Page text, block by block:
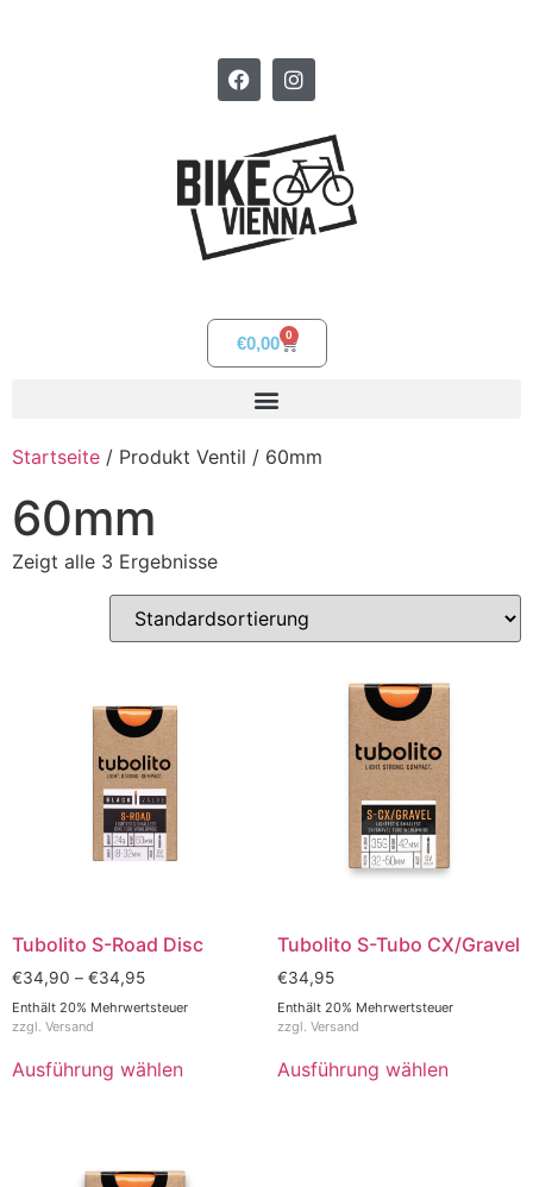
€0,00 0
Startseite / Produkt Ventil / 60mm
60mm
Zeigt alle 3 Ergebnisse
Tubolito S-Road Disc
€34,90 – €34,95
Enthält 20% Mehrwertsteuer
zzgl. Versand
Ausführung wählen
Tubolito S-Tubo CX/Gravel
€34,95
Enthält 20% Mehrwertsteuer
zzgl. Versand
Ausführung wählen